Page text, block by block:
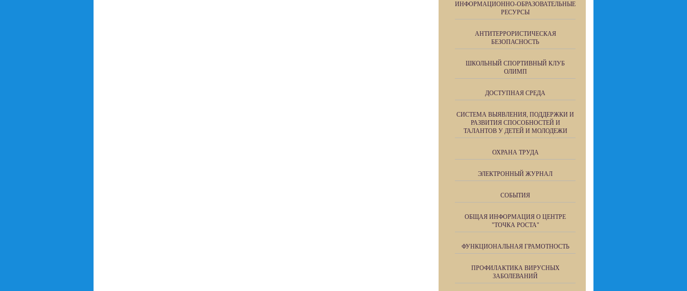
ИНФОРМАЦИОННО-ОБРАЗОВАТЕЛЬНЫЕ
РЕСУРСЫ
АНТИТЕРРОРИСТИЧЕСКАЯ
БЕЗОПАСНОСТЬ
ШКОЛЬНЫЙ СПОРТИВНЫЙ КЛУБ
ОЛИМП
ДОСТУПНАЯ СРЕДА
СИСТЕМА ВЫЯВЛЕНИЯ, ПОДДЕРЖКИ И
РАЗВИТИЯ СПОСОБНОСТЕЙ И
ТАЛАНТОВ У ДЕТЕЙ И МОЛОДЕЖИ
ОХРАНА ТРУДА
ЭЛЕКТРОННЫЙ ЖУРНАЛ
СОБЫТИЯ
ОБЩАЯ ИНФОРМАЦИЯ О ЦЕНТРЕ
"ТОЧКА РОСТА"
ФУНКЦИОНАЛЬНАЯ ГРАМОТНОСТЬ
ПРОФИЛАКТИКА ВИРУСНЫХ
ЗАБОЛЕВАНИЙ